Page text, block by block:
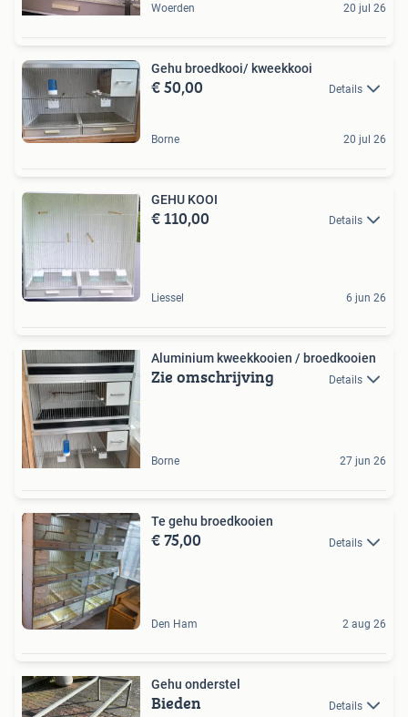
Woerden 20 jul 26
Gehu broedkooi/ kweekkooi
€ 50,00 Details
Borne 20 jul 26
GEHU KOOI
€ 110,00 Details
Liessel 6 jun 26
Aluminium kweekkooien / broedkooien
Zie omschrijving Details
Borne 27 jun 26
Te gehu broedkooien
€ 75,00 Details
Den Ham 2 aug 26
Gehu onderstel
Bieden Details